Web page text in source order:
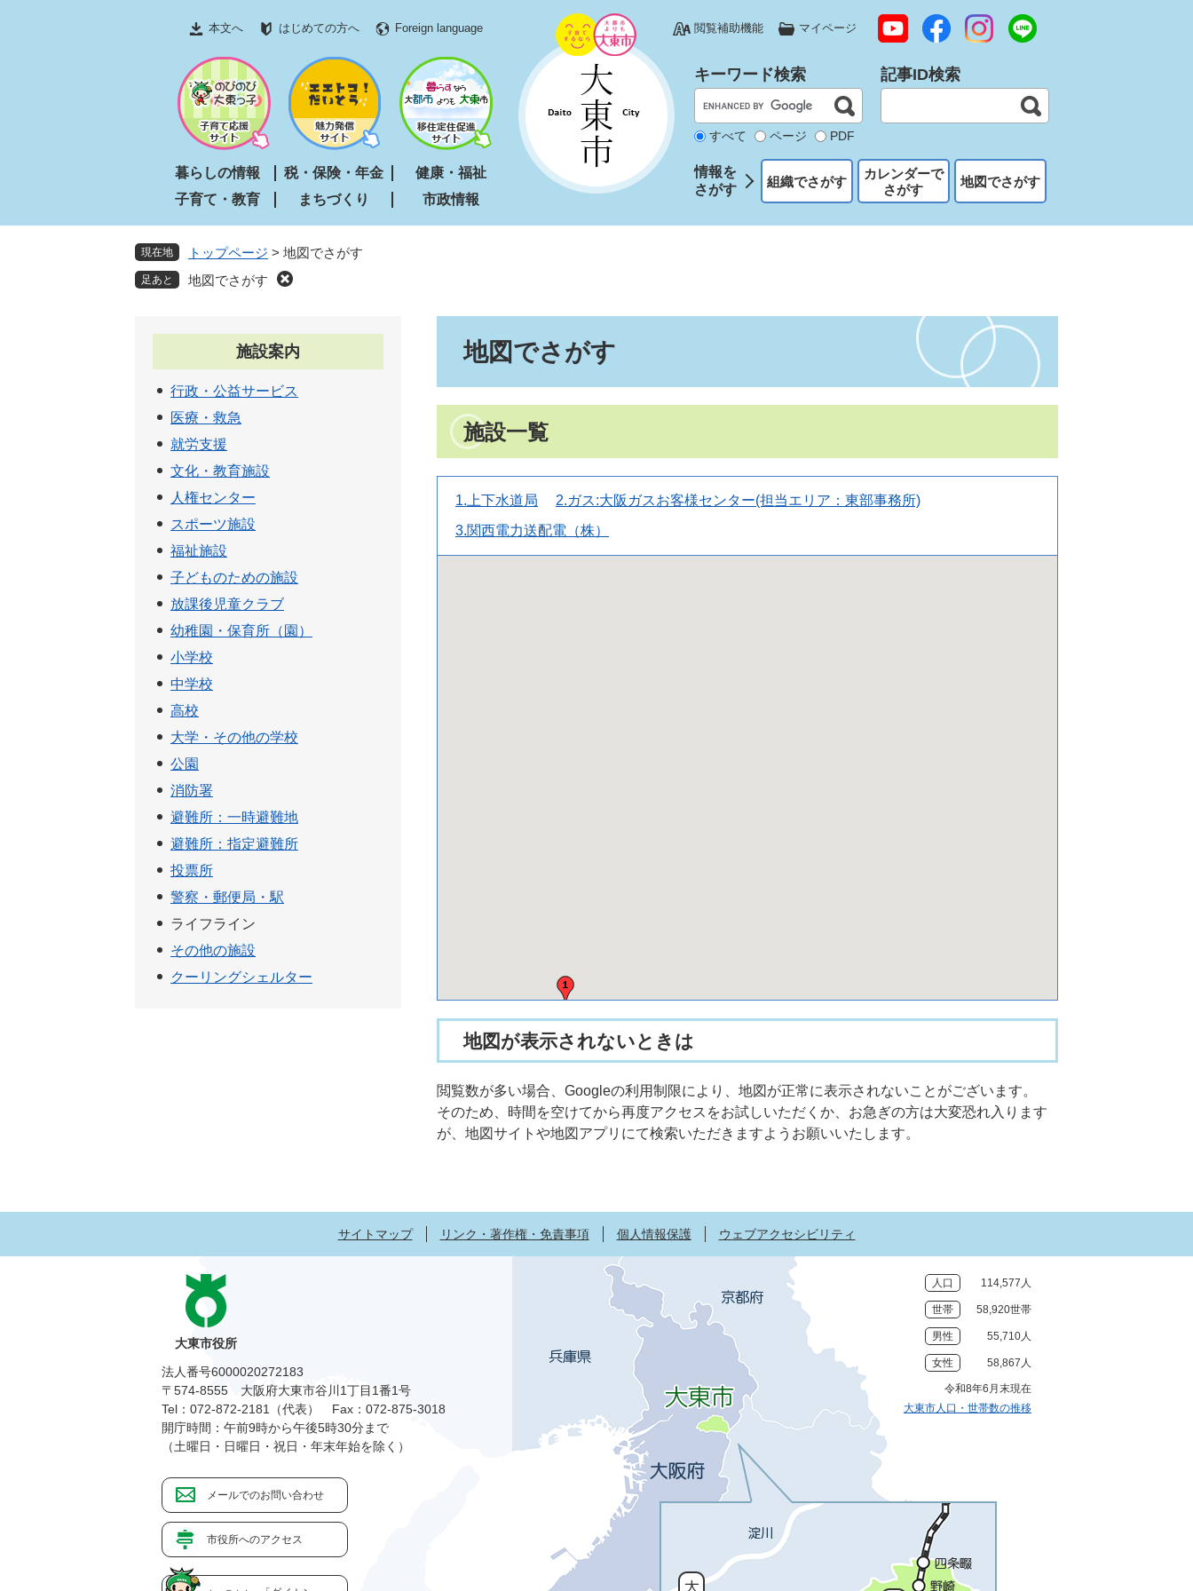
文
本文へ はじめての方へ Foreign language 閲覧補助機能 マイページ
暮らしの情報 税・保険・年金
健康・福祉
子育て・教育
まちづくり 市政情報
キーワード検索
すべて ページ PDF
記事ID検索
情報を
さがす
組織でさがす
カレンダーで
さがす
地図でさがす
現在地 トップページ > 地図でさがす
地図でさがす
地図でさがす
施設一覧
1.上下水道局
2.ガス:大阪ガスお客様センター(担当エリア：東部事務所)
3.関西電力送配電（株）
地図が表示されないときは
閲覧数が多い場合、Googleの利用制限により、地図が正常に表示されないことがございます。
そのため、時間を空けてから再度アクセスをお試しいただくか、お急ぎの方は大変恐れ入ります
が、地図サイトや地図アプリにて検索いただきますようお願いいたします。
施設案内
行政・公益サービス
医療・救急
就労支援
文化・教育施設
人権センター
スポーツ施設
福祉施設
子どものための施設
放課後児童クラブ
幼稚園・保育所（園）
小学校
中学校
高校
大学・その他の学校
公園
消防署
避難所：一時避難地
避難所：指定避難所
投票所
警察・郵便局・駅
ライフライン
その他の施設
クーリングシェルター
サイトマップ リンク・著作権・免責事項 個人情報保護 ウェブアクセシビリティ
人口 114,577人
世帯 58,920世帯
男性 55,710人
女性 58,867人
令和8年6月末現在
大東市人口・世帯数の推移
大東市役所
法人番号6000020272183
〒574-8555 大阪府大東市谷川1丁目1番1号
Tel：072-872-2181（代表）
Fax：072-875-3018
開庁時間：午前9時から午後5時30分まで
（土曜日・日曜日・祝日・年末年始を除く）
メールでのお問い合わせ
市役所へのアクセス